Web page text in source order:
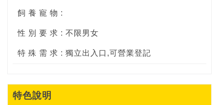
飼 養 寵 物 :
性 別 要 求 : 不限男女
特 殊 需 求 : 獨立出入口,可營業登記
特色說明